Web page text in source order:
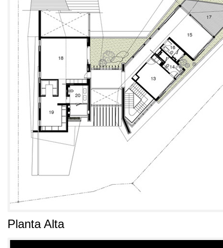
Planta Alta